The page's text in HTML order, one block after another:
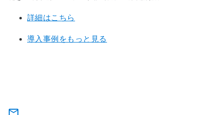
詳細はこちら
導入事例をもっと見る